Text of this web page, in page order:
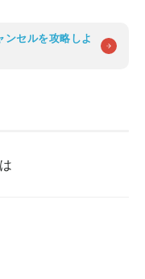
ンセルを攻略しよ